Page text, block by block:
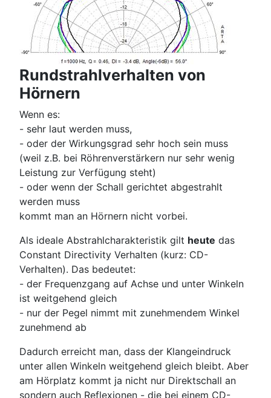
Rundstrahlverhalten von
Hörnern
Wenn es:
- sehr laut werden muss,
- oder der Wirkungsgrad sehr hoch sein muss
(weil z.B. bei Röhrenverstärkern nur sehr wenig
Leistung zur Verfügung steht)
- oder wenn der Schall gerichtet abgestrahlt
werden muss
kommt man an Hörnern nicht vorbei.
Als ideale Abstrahlcharakteristik gilt heute das
Constant Directivity Verhalten (kurz: CD-
Verhalten). Das bedeutet:
- der Frequenzgang auf Achse und unter Winkeln
ist weitgehend gleich
- nur der Pegel nimmt mit zunehmendem Winkel
zunehmend ab
Dadurch erreicht man, dass der Klangeindruck
unter allen Winkeln weitgehend gleich bleibt. Aber
am Hörplatz kommt ja nicht nur Direktschall an
sondern auch Reflexionen - die bei einem CD-